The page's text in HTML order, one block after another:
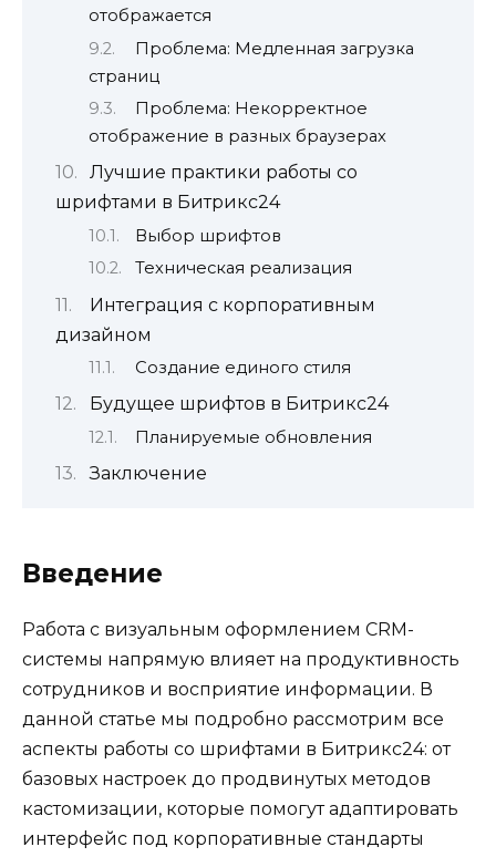
отображается
Проблема: Медленная загрузка
страниц
Проблема: Некорректное
отображение в разных браузерах
Лучшие практики работы со
шрифтами в Битрикс24
Выбор шрифтов
Техническая реализация
Интеграция с корпоративным
дизайном
Создание единого стиля
Будущее шрифтов в Битрикс24
Планируемые обновления
Заключение
Введение
Работа с визуальным оформлением CRM-
системы напрямую влияет на продуктивность
сотрудников и восприятие информации. В
данной статье мы подробно рассмотрим все
аспекты работы со шрифтами в Битрикс24: от
базовых настроек до продвинутых методов
кастомизации, которые помогут адаптировать
интерфейс под корпоративные стандарты